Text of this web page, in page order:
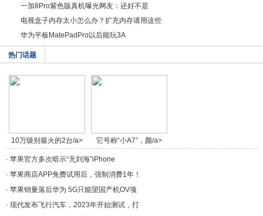
一加8Pro紫色版真机曝光网友：还好不是
电视盒子内存太小怎么办？扩充内存请用这些
华为平板MatePadPro以后能玩3A
热门话题
10万级别最火的2台/a> 它号称“小A7”，颜/a>
· 苹果官方多次暗示“无刘海”iPhone
· 苹果商店APP免费试用后，强制消费1年！
· 苹果销量落后华为 5G只能望国产机OV项
· 现代发布飞行汽车，2023年开始测试，打